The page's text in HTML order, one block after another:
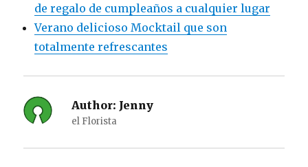
de regalo de cumpleaños a cualquier lugar
Verano delicioso Mocktail que son
totalmente refrescantes
Author: Jenny
el Florista